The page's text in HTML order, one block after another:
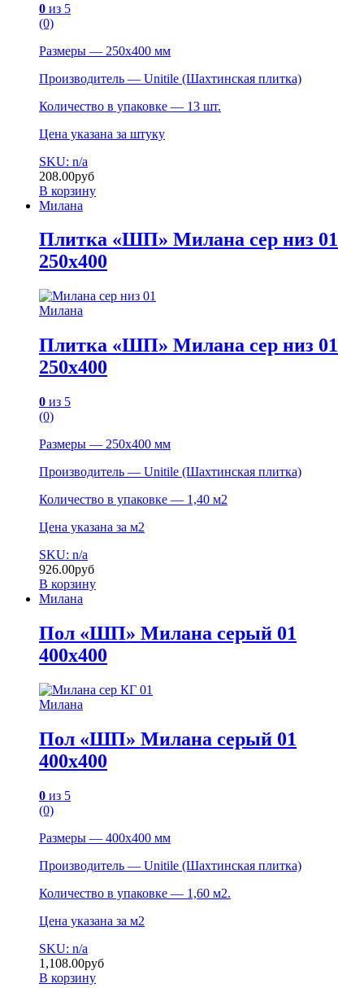
0 из 5
(0)
Размеры — 250х400 мм
Производитель — Unitile (Шахтинская плитка)
Количество в упаковке — 13 шт.
Цена указана за штуку
SKU: n/a
208.00руб
В корзину
Милана
Плитка «ШП» Милана сер низ 01
250х400
Милана
Плитка «ШП» Милана сер низ 01
250х400
0 из 5
(0)
Размеры — 250х400 мм
Производитель — Unitile (Шахтинская плитка)
Количество в упаковке — 1,40 м2
Цена указана за м2
SKU: n/a
926.00руб
В корзину
Милана
Пол «ШП» Милана серый 01
400х400
Милана
Пол «ШП» Милана серый 01
400х400
0 из 5
(0)
Размеры — 400х400 мм
Производитель — Unitile (Шахтинская плитка)
Количество в упаковке — 1,60 м2.
Цена указана за м2
SKU: n/a
1,108.00руб
В корзину